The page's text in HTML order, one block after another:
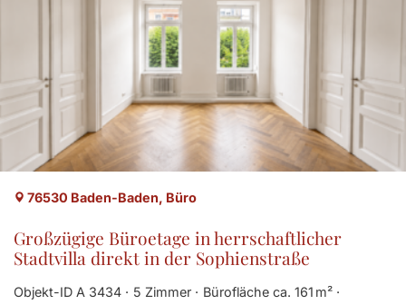
76530 Baden-Baden, Büro
Großzügige Büroetage in herrschaftlicher
Stadtvilla direkt in der Sophienstraße
Objekt-ID A 3434 5 Zimmer
Bürofläche ca. 161 m²